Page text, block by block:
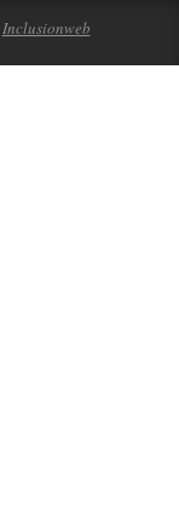
Inclusionweb